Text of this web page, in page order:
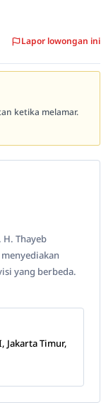
Lapor lowongan ini
ketika melamar.
Thayeb
yang berbeda.
Jakarta Timur,